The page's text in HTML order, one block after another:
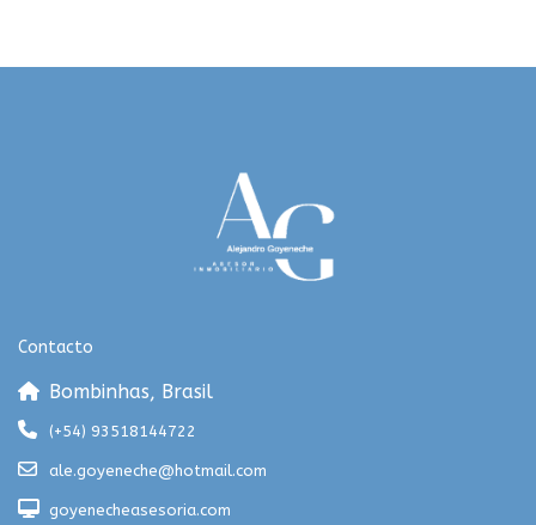
Contacto
Bombinhas, Brasil
(+54) 93518144722
ale.goyeneche@hotmail.com
goyenecheasesoria.com